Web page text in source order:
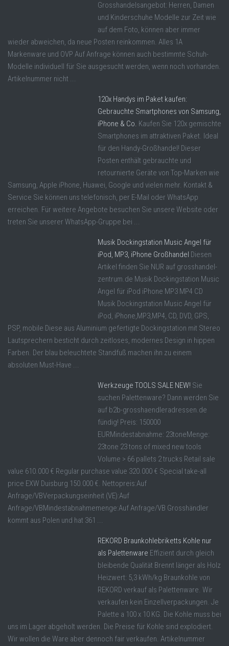
Grosshandelsangebot: Herren, Damen
und Kinderschuhe Modelle zur Zeit wie
auf dem Foto, können aber immer
wieder abweichen, da neue Posten reinkommen. Alles 1A
Markenware und OVP Auf Anfrage können auch bestimmte Schuh-
Modelle individuell für Sie ausgesucht werden, wenn noch vorhanden.
Artikelnummer nicht ...
120x Handys im Paket kaufen:
Gebrauchte Smartphones von Samsung,
iPhone & Co. Kaufen Sie 120x gemischte
Smartphones im attraktiven Paket. Ideal
für den Handy-Großhandel! Dieser
Posten enthält gebrauchte und
retournierte Geräte von Top-Marken wie
Samsung, Apple iPhone, Huawei, Google und vielen mehr. Kontakt &
Service Sie können uns telefonisch, per E-Mail oder WhatsApp
erreichen. Für weitere Angebote besuchen Sie unsere Website oder
treten Sie unserer WhatsApp-Gruppe bei ...
Musik Dockingstation Music Angel für
iPod, MP3, iPhone Großhandel Diesen
Artikel finden Sie NUR auf grosshandel-
zentrum.de Musik Dockingstation Music
Angel für iPod iPhone MP3 MP4 CD
Musik Dockingstation Music Angel für
iPod, iPhone,MP3,MP4, CD, DVD, GPS,
PSP, mobile Diese aus Aluminium gefertigte Dockingstation mit Stereo
Lautsprechern besticht durch zeitloses, modernes Design in hippen
Farben. Der blau beleuchtete Standfuß machen ihn zu einem
absoluten Must-Have ...
Werkzeuge TOOLS SALE NEW! Sie
suchen Palettenware? Dann werden Sie
auf b2b-grosshaendleradressen.de
fündig! Preis: 150000
EURMindestabnahme: 23toneMenge:
23tone 23 tons of mixed new tools
Volume > 66 pallets 2 trucks Retail sale
value 610.000 € Regular purchase value 320.000 € Special take-all
price EXW Duisburg 150.000 €. Nettopreis:Auf
Anfrage/VBVerpackungseinheit (VE):Auf
Anfrage/VBMindestabnahmemenge:Auf Anfrage/VB Grosshändler
kommt aus Polen und hat 361 ...
REKORD Braunkohlebriketts Kohle nur
als Palettenware Effizient durch gleich
bleibende Qualität Brennt länger als Holz
Heizwert: 5,3 kWh/kg Braunkohle von
REKORD verkauf als Palettenware. Wir
verkaufen kein Einzellverpackungen. Je
Palette a 100 x 10 KG. Die Kohle muss bei
uns im Lager abgeholt werden. Die Preise für Kohle sind explodiert.
Wir wollen die Ware aber dennoch fair verkaufen. Artikelnummer